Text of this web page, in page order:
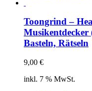
Toongrind –
Musikentdecker
Basteln, Rätseln
9,00 €
inkl. 7 % MwSt.